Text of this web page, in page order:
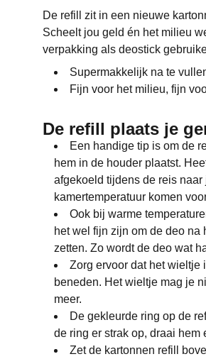
De refill zit in een nieuwe
Scheelt jou geld én het milieu
verpakking als deostick
Supermakkelijk na te
Fijn voor het milieu, fijn
De refill plaats je
Een handige tip is om de
hem in de houder plaatst.
afgekoeld tijdens de reis
kamertemperatuur komen
Ook bij warme
het wel fijn zijn om de deo
zetten. Zo wordt de deo wat
Zorg ervoor dat het wieltje
beneden. Het wieltje mag je
meer.
De gekleurde ring op de
de ring er strak op, draai hem
Zet de kartonnen refill